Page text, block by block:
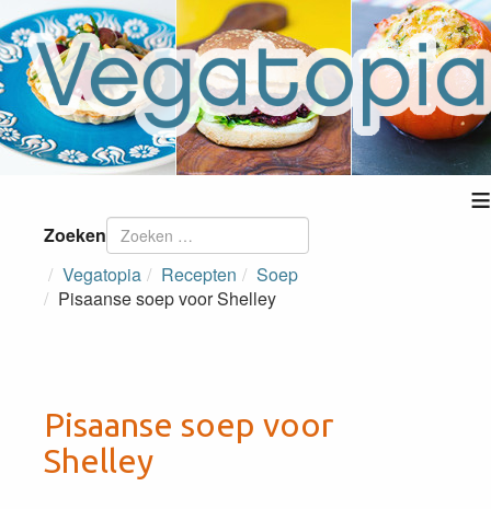
≡
Zoeken
Vegatopia
Recepten
Soep
Pisaanse soep voor Shelley
Pisaanse soep voor
Shelley